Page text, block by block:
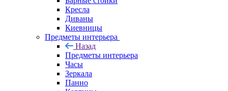
Кресла
Диваны
Киевницы
Предметы интерьера
Назад
Предметы интерьера
Часы
Зеркала
Панно